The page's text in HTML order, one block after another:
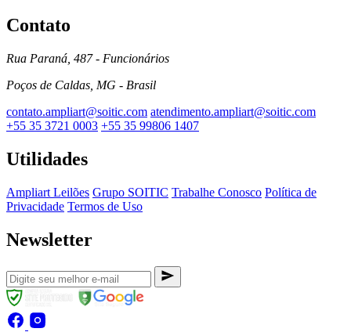
Contato
Rua Paraná, 487 - Funcionários
Poços de Caldas, MG - Brasil
contato.ampliart@soitic.com atendimento.ampliart@soitic.com
+55 35 3721 0003 +55 35 99806 1407
Utilidades
Ampliart Leilões Grupo SOITIC Trabalhe Conosco Política de
Privacidade Termos de Uso
Newsletter